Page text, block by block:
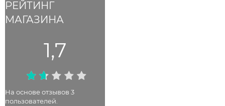
РЕЙТИНГ
МАГАЗИНА
1,7
На основе отзывов 3
пользователей.